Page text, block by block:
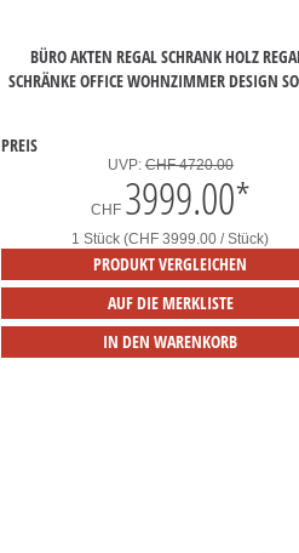
BÜRO AKTEN REGAL SCHRANK HOLZ
SCHRÄNKE OFFICE WOHNZIMMER DESIGN
PREIS
UVP:CHF 4720.00
CHF 3999.00*
1 Stück (CHF 3999.00 / Stück)
PRODUKT VERGLEICHEN
AUF DIE MERKLISTE
IN DEN WARENKORB